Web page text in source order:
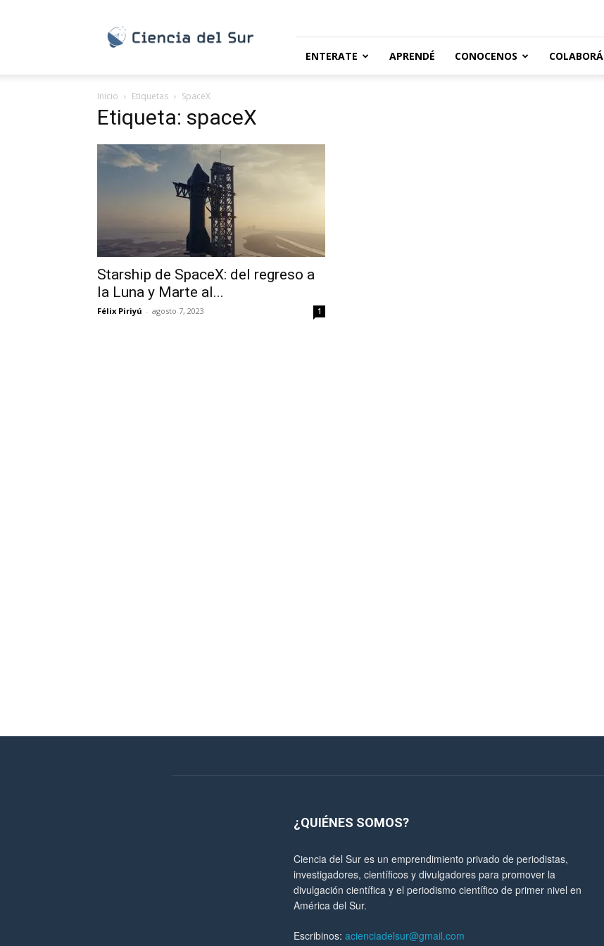
Sur
ENTERATE APRENDÉ CONOCENOS COLABORÁ
Inicio Etiquetas SpaceX
Etiqueta: spaceX
Starship de SpaceX: del regreso a
la Luna y Marte al...
Félix Piriyú - agosto 7, 2023 1
¿QUIÉNES SOMOS?
Ciencia del Sur es un emprendimiento privado de periodistas,
investigadores, científicos y divulgadores para promover la
divulgación científica y el periodismo científico de primer nivel en
América del Sur.
Escribinos: acienciadelsur@gmail.com